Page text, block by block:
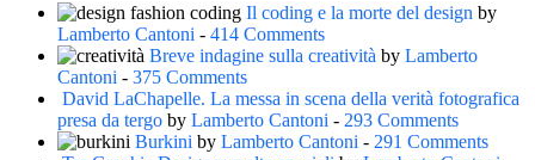
Il coding e la morte del design by
Lamberto Cantoni - 414 Comments
Breve indagine sulla creatività by Lamberto
Cantoni - 375 Comments
David LaChapelle. La messa in scena della verità fotografica
presa da tergo by Lamberto Cantoni - 293 Comments
Burkini by Lamberto Cantoni - 291 Comments